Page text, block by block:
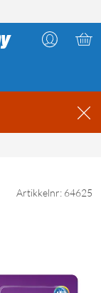
Artikkelnr: 64625